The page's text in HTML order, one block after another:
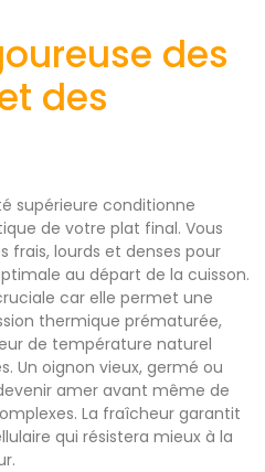
des
des
supérieure conditionne
de votre plat final. Vous
frais, lourds et denses pour
au départ de la cuisson.
car elle permet une
thermique prématurée,
de température naturel
Un oignon vieux, germé ou
amer avant même de
La fraîcheur garantit
qui résistera mieux à la